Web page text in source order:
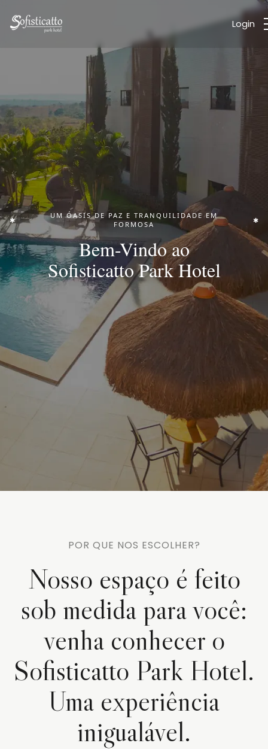
UM ÓASIS DE PAZ E TRANQUILIDADE EM
FORMOSA
Bem-Vindo ao
Sofisticatto Park Hotel
Login
POR QUE NOS ESCOLHER?
Nosso espaço é feito
sob medida para você:
venha conhecer o
Sofisticatto Park Hotel.
Uma experiência
inigualável.